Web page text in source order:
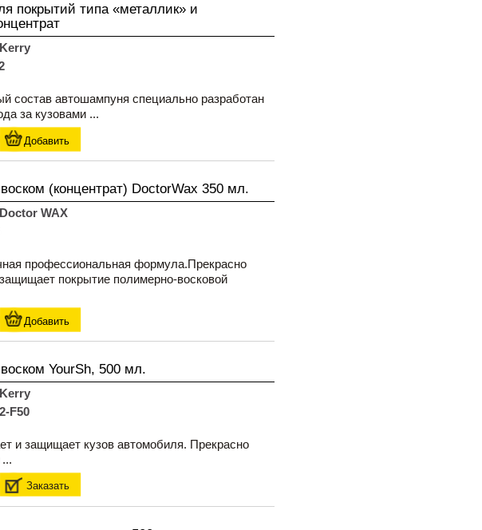
покрытий типа «металлик» и
Kerry
состав автошампуня специально разработан
за кузовами ...
Добавить
(концентрат) DoctorWax 350 мл.
Doctor WAX
профессиональная формула.Прекрасно
покрытие полимерно-восковой
Добавить
YourSh, 500 мл.
Kerry
F50
и защищает кузов автомобиля. Прекрасно
Заказать